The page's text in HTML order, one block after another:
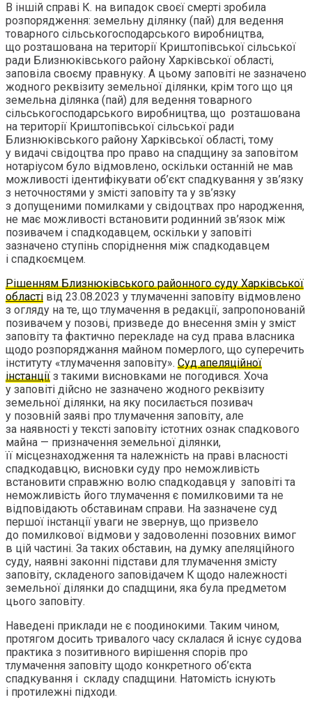
В іншій справі К. на випадок своєї смерті зробила
розпорядження: земельну ділянку (пай) для ведення
товарного сільськогосподарського виробництва,
що розташована на території Криштопівської сільської
ради Близнюківського району Харківської області,
заповіла своєму правнуку. А цьому заповіті не зазначено
жодного реквізиту земельної ділянки, крім того що ця
земельна ділянка (пай) для ведення товарного
сільськогосподарського виробництва, що розташована
на території Криштопівської сільської ради
Близнюківського району Харківської області, тому
у видачі свідоцтва про право на спадщину за заповітом
нотаріусом було відмовлено, оскільки останній не мав
можливості ідентифікувати об’єкт спадкування у зв’язку
з неточностями у змісті заповіту та у зв’язку
з допущеними помилками у свідоцтвах про народження,
не має можливості встановити родинний зв’язок між
позивачем і спадкодавцем, оскільки у заповіті
зазначено ступінь споріднення між спадкодавцем
і спадкоємцем.
Рішенням Близнюківського районного суду Харківської
області від 23.08.2023 у тлумаченні заповіту відмовлено
з огляду на те, що тлумачення в редакції, запропонованій
позивачем у позові, призведе до внесення змін у зміст
заповіту та фактично перекладе на суд права власника
щодо розпоряджання майном померлого, що суперечить
інституту «тлумачення заповіту». Суд апеляційної
інстанції з такими висновками не погодився. Хоча
у заповіті дійсно не зазначено жодного реквізиту
земельної ділянки, на яку посилається позивач
у позовній заяві про тлумачення заповіту, але
за наявності у тексті заповіту істотних ознак спадкового
майна — призначення земельної ділянки,
її місцезнаходження та належність на праві власності
спадкодавцю, висновки суду про неможливість
встановити справжню волю спадкодавця у заповіті та
неможливість його тлумачення є помилковими та не
відповідають обставинам справи. На зазначене суд
першої інстанції уваги не звернув, що призвело
до помилкової відмови у задоволенні позовних вимог
в цій частині. За таких обставин, на думку апеляційного
суду, наявні законні підстави для тлумачення змісту
заповіту, складеного заповідачем К щодо належності
земельної ділянки до спадщини, яка була предметом
цього заповіту.
Наведені приклади не є поодинокими. Таким чином,
протягом досить тривалого часу склалася й існує судова
практика з позитивного вирішення спорів про
тлумачення заповіту щодо конкретного об’єкта
спадкування і складу спадщини. Натомість існують
і протилежні підходи.